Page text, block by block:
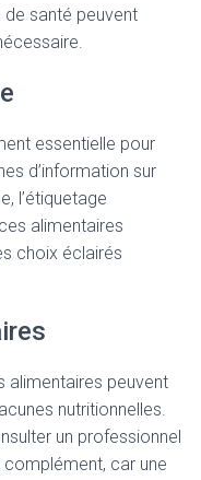
santé peuvent
essentielle pour
d’information sur
l’étiquetage
alimentaires
choix éclairés
alimentaires peuvent
nutritionnelles.
un professionnel
car une